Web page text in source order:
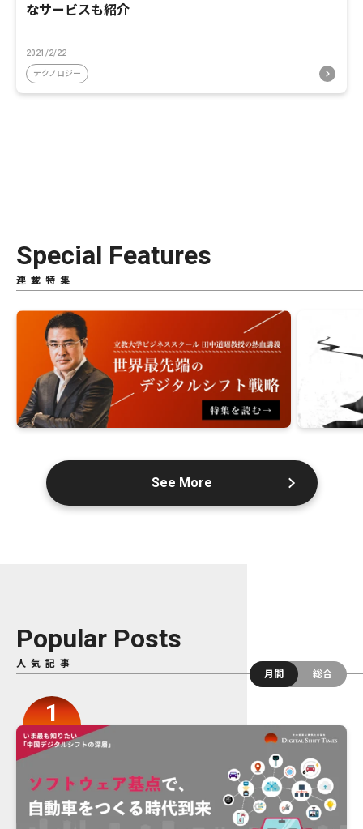
なサービスも紹介
2021/2/22
テクノロジー
Special Features
連載特集
See More
Popular Posts
人気記事
月間
総合